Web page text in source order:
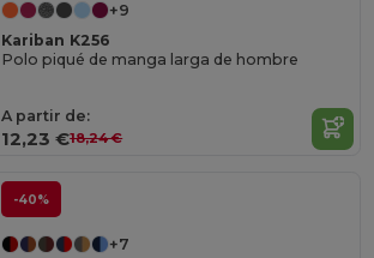
+9
Kariban K256
Polo piqué de manga larga de hombre
A partir de:
12,23 €18,24 €
-40%
+7